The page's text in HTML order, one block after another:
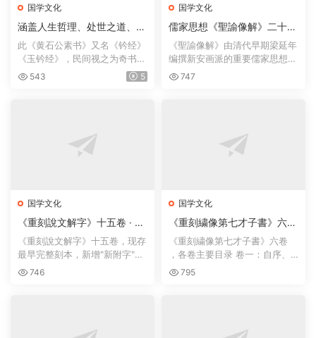
国学文化
涵盖人生哲理、处世之道、生
活策略、政治谋略集大成民间
谋略奇书《黄石公素书》一卷
· 秦汉黄石公书 · 宋张商英注
释 · 明万历五年刊本
此《黄石公素书》又名《钤经》
《玉钤经》，民间视之为奇书、
天书，相传为秦末道家...
543 5
国学文化
儒家思想《聖諭像解》二十卷
· 梁延年 · 咸丰丙辰广州味经
堂书坊重刻藏版
《聖諭像解》由清代早期梁延年
编撰新安画派的重要儒家思想版
画作品‌。全书共收录24...
747
国学文化
《重刻說文解字》十五卷 · 許
愼、徐鉉校定、朱筠雕刻、徐
瀚校定 · 椒化吟舫藏版 · 1773
《重刻說文解字》十五卷，现存
最早完整刻本，新增"新附字"四
百余例，奠定后世通行...
746
国学文化
《重刻繍像第七才子書》六卷
· 程士任 · 雍正乙卯年
《重刻繍像第七才子書》六卷
，各卷主要目录 卷一：自序、
总论 卷二：副末开场、...
795